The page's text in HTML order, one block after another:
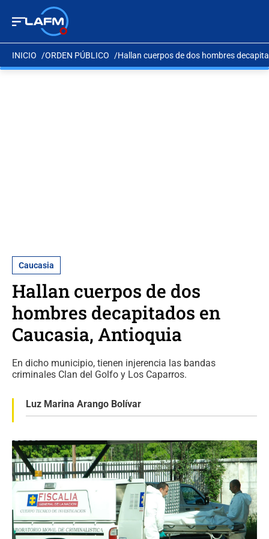
INICIO ORDEN PÚBLICO Hallan cuerpos de dos hombres
Caucasia
Hallan cuerpos de dos
hombres decapitados en
Caucasia, Antioquia
En dicho municipio, tienen injerencia las bandas
criminales Clan del Golfo y Los Caparros.
Luz Marina Arango Bolívar